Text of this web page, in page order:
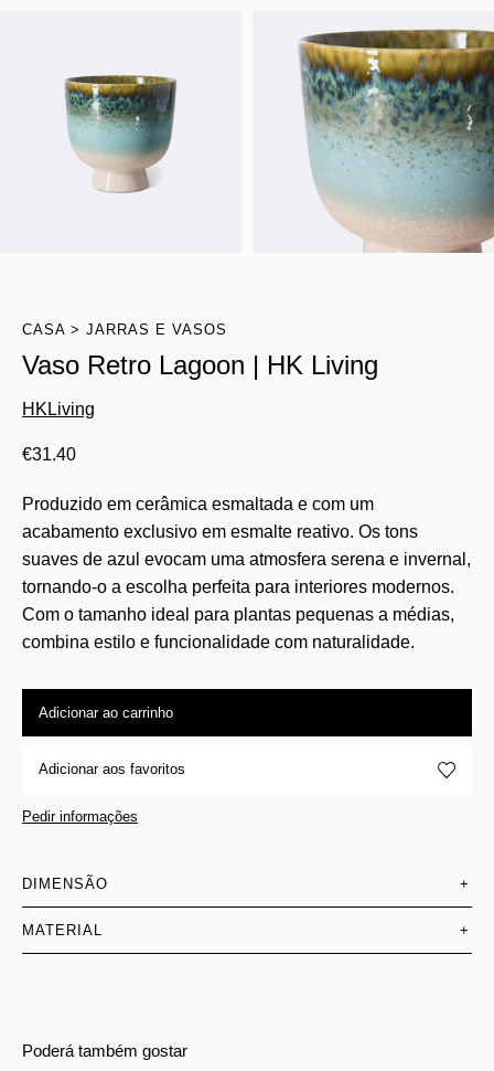
CASA JARRAS E VASOS
Vaso Retro Lagoon | HK Living
HKLiving
€31.40
Produzido em cerâmica esmaltada e com um
acabamento exclusivo em esmalte reativo. Os tons
suaves de azul evocam uma atmosfera serena e invernal,
tornando-o a escolha perfeita para interiores modernos.
Com o tamanho ideal para plantas pequenas a médias,
combina estilo e funcionalidade com naturalidade.
Adicionar ao carrinho
Adicionar aos favoritos
Pedir informações
DIMENSÃO +
MATERIAL +
Poderá também gostar